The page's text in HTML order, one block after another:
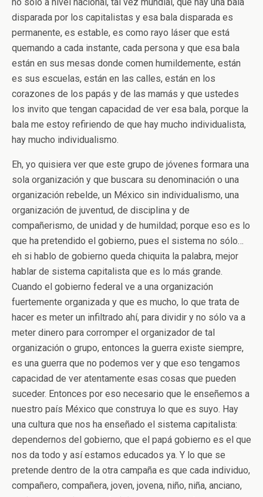
disparada por los capitalistas y esa bala disparada es
permanente, es estable, es como rayo láser que está
quemando a cada instante, cada persona y que esa bala
están en sus mesas donde comen humildemente, están
es sus escuelas, están en las calles, están en los
corazones de los papás y de las mamás y que ustedes
los invito que tengan capacidad de ver esa bala, porque la
bala me estoy refiriendo de que hay mucho individualista,
hay mucho individualismo.
Eh, yo quisiera ver que este grupo de jóvenes formara una
sola organización y que buscara su denominación o una
organización rebelde, un México sin individualismo, una
organización de juventud, de disciplina y de
compañerismo, de unidad y de humildad; porque eso es lo
que ha pretendido el gobierno, pues el sistema no sólo…
eh si hablo de gobierno queda chiquita la palabra, mejor
hablar de sistema capitalista que es lo más grande.
Cuando el gobierno federal ve a una organización
fuertemente organizada y que es mucho, lo que trata de
hacer es meter un infiltrado ahí, para dividir y no sólo va a
meter dinero para corromper el organizador de tal
organización o grupo, entonces la guerra existe siempre,
es una guerra que no podemos ver y que eso tengamos
capacidad de ver atentamente esas cosas que pueden
suceder. Entonces por eso necesario que le enseñemos a
nuestro país México que construya lo que es suyo. Hay
una cultura que nos ha enseñado el sistema capitalista:
dependernos del gobierno, que el papá gobierno es el que
nos da todo y así estamos educados ya. Y lo que se
pretende dentro de la otra campaña es que cada individuo,
compañero, compañera, joven, jovena, niño, niña, anciano,